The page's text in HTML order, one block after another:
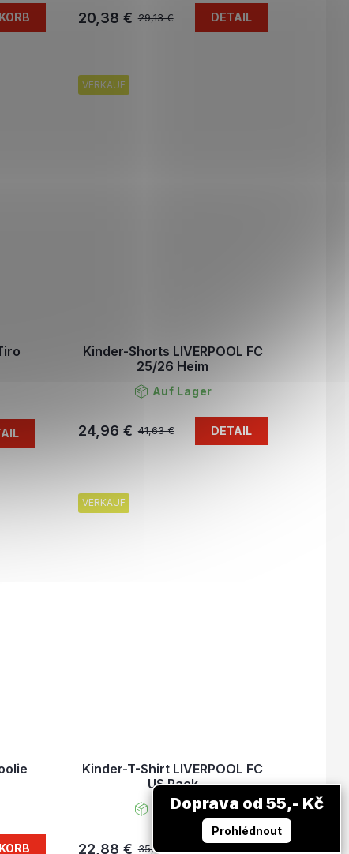
29,13 €
20,38 € DETAIL
VERKAUF
Kinder-Shorts LIVERPOOL FC
25/26 Heim
Auf Lager
41,63 €
24,96 € DETAIL
VERKAUF
Kinder-T-Shirt LIVERPOOL FC
US Pack
Auf Lager
35,38 €
22,88 €
Doprava od 55,- Kč
Prohlédnout